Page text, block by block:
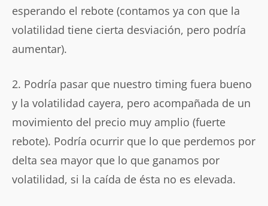
esperando el rebote (contamos ya con que la
volatilidad tiene cierta desviación, pero podría
aumentar).
2. Podría pasar que nuestro timing fuera bueno
y la volatilidad cayera, pero acompañada de un
movimiento del precio muy amplio (fuerte
rebote). Podría ocurrir que lo que perdemos por
delta sea mayor que lo que ganamos por
volatilidad, si la caída de ésta no es elevada.